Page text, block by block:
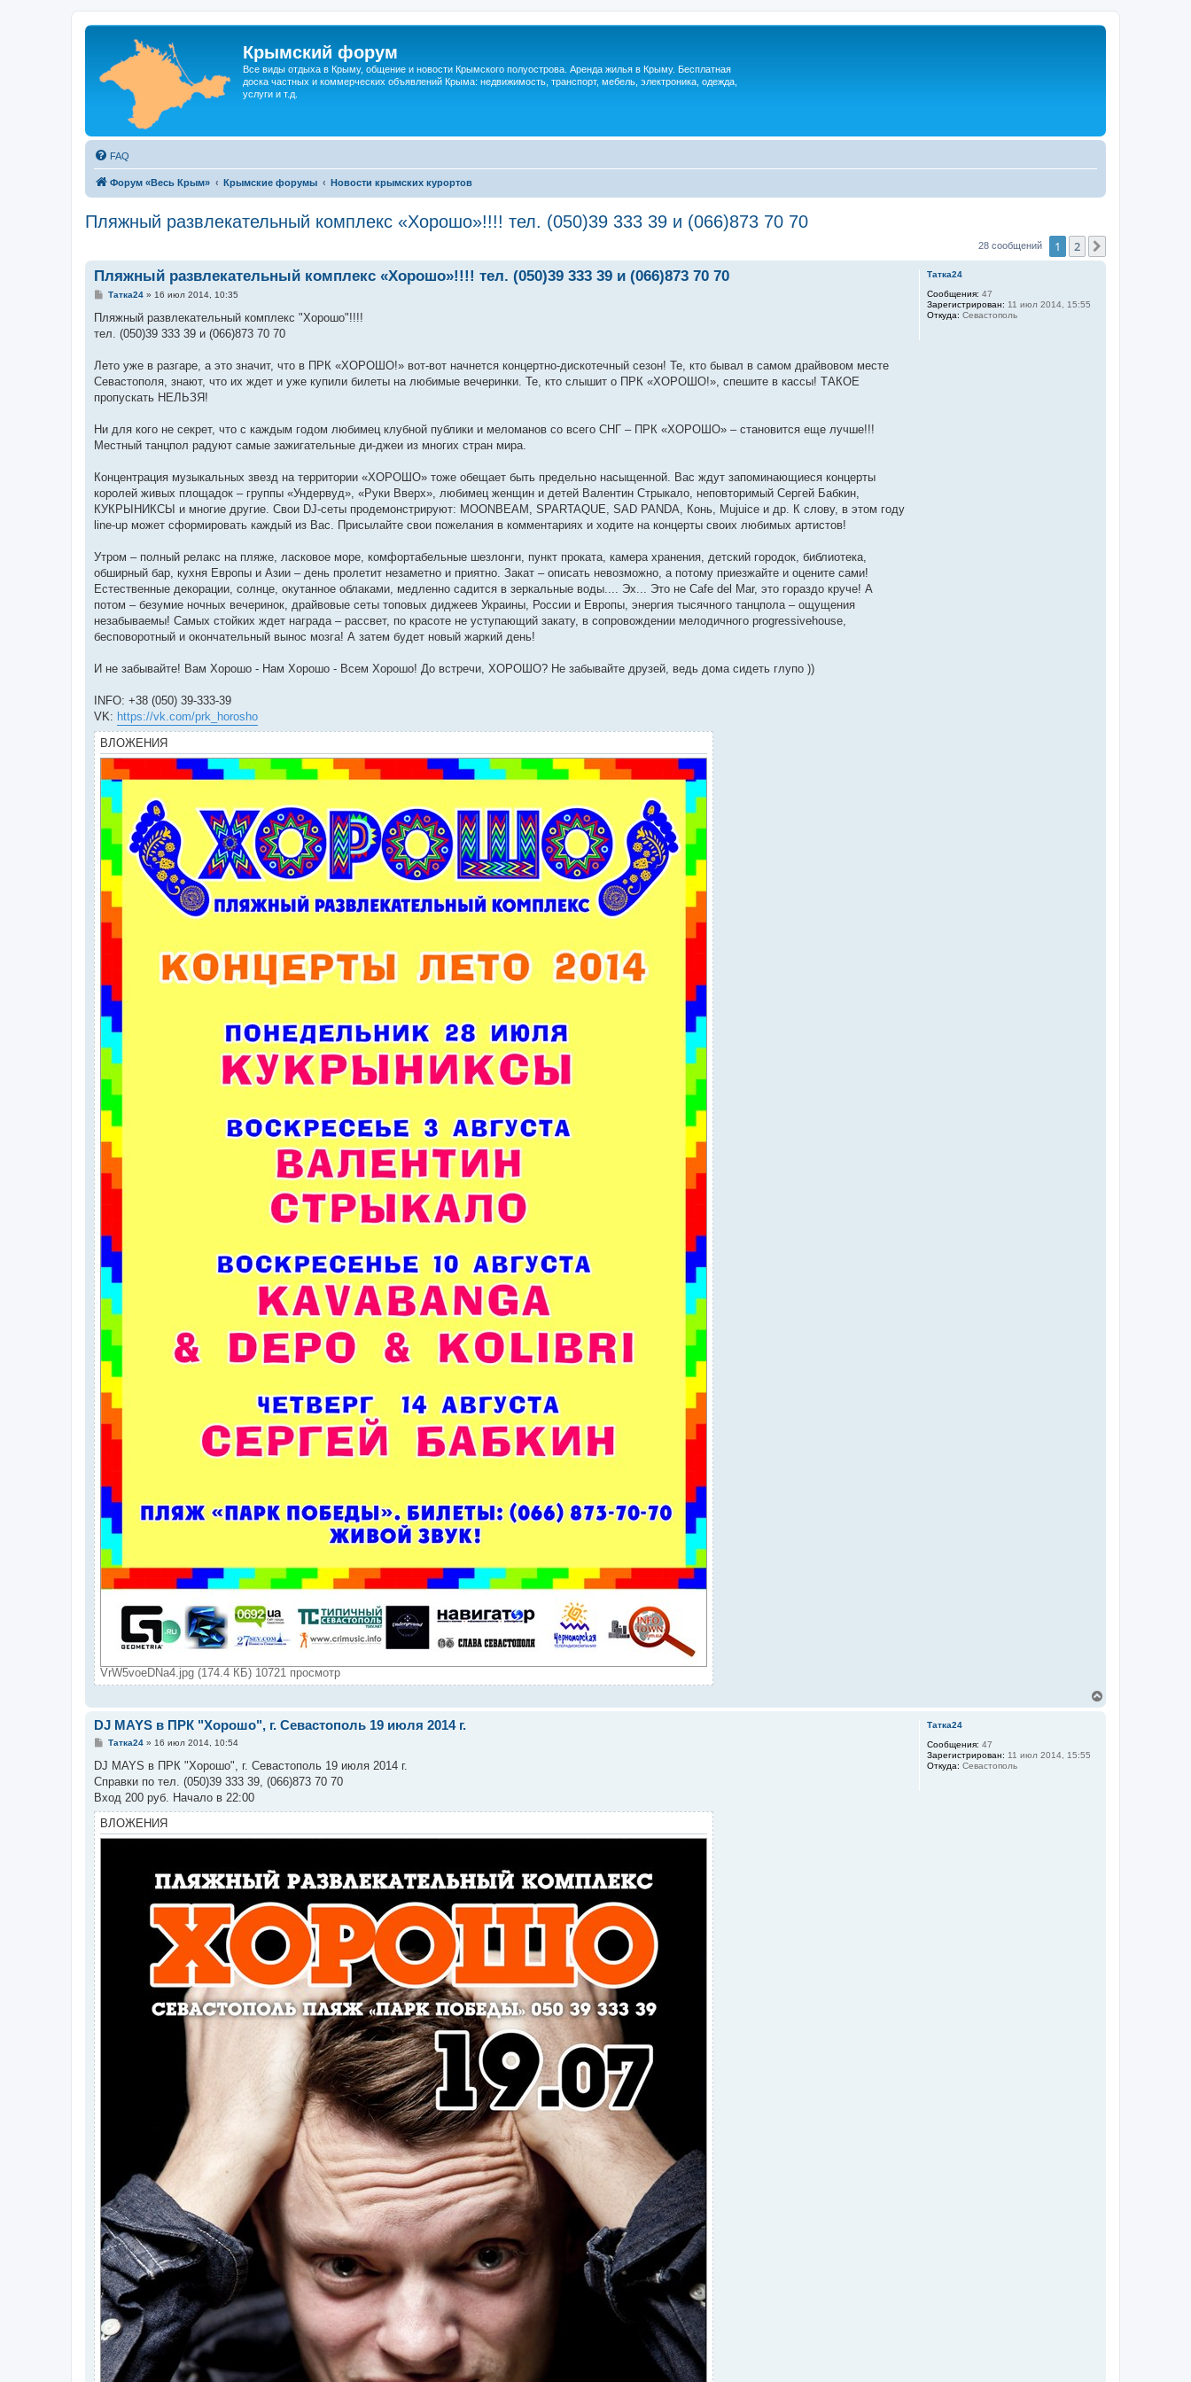
Крымский форум
Все виды отдыха в Крыму, общение и новости Крымского полуострова. Аренда жилья в Крыму. Бесплатная
доска частных и коммерческих объявлений Крыма: недвижимость, транспорт, мебель, электроника, одежда,
услуги и т.д.
FAQ
Форум «Весь Крым» Крымские форумы Новости крымских курортов
Пляжный развлекательный комплекс «Хорошо»!!!! тел. (050)39 333 39 и (066)873 70 70
28 сообщений 1 2
Татка24
Сообщения: 47
Зарегистрирован: 11 июл 2014, 15:55
Откуда: Севастополь
Пляжный развлекательный комплекс «Хорошо»!!!! тел. (050)39 333 39 и (066)873 70 70
С
о
щ
и
е
Татка24» 16 июл 2014, 10:35
Пляжный развлекательный комплекс "Хорошо"!!!!
тел. (050)39 333 39 и (066)873 70 70
Лето уже в разгаре, а это значит, что в ПРК «ХОРОШО!» вот-вот начнется концертно-дискотечный сезон! Те, кто бывал в самом драйвовом месте
Севастополя, знают, что их ждет и уже купили билеты на любимые вечеринки. Те, кто слышит о ПРК «ХОРОШО!», спешите в кассы! ТАКОЕ
пропускать НЕЛЬЗЯ!
Ни для кого не секрет, что с каждым годом любимец клубной публики и меломанов со всего СНГ – ПРК «ХОРОШО» – становится еще лучше!!!
Местный танцпол радуют самые зажигательные ди-джеи из многих стран мира.
Концентрация музыкальных звезд на территории «ХОРОШО» тоже обещает быть предельно насыщенной. Вас ждут запоминающиеся концерты
королей живых площадок – группы «Ундервуд», «Руки Вверх», любимец женщин и детей Валентин Стрыкало, неповторимый Сергей Бабкин,
КУКРЫНИКСЫ и многие другие. Свои DJ-сеты продемонстрируют: MOONBEAM, SPARTAQUE, SAD PANDA, Конь, Mujuice и др. К слову, в этом году
line-up может сформировать каждый из Вас. Присылайте свои пожелания в комментариях и ходите на концерты своих любимых артистов!
Утром – полный релакс на пляже, ласковое море, комфортабельные шезлонги, пункт проката, камера хранения, детский городок, библиотека,
обширный бар, кухня Европы и Азии – день пролетит незаметно и приятно. Закат – описать невозможно, а потому приезжайте и оцените сами!
Естественные декорации, солнце, окутанное облаками, медленно садится в зеркальные воды.... Эх... Это не Cafe del Mar, это гораздо круче! А
потом – безумие ночных вечеринок, драйвовые сеты топовых диджеев Украины, России и Европы, энергия тысячного танцпола – ощущения
незабываемы! Самых стойких ждет награда – рассвет, по красоте не уступающий закату, в сопровождении мелодичного progressivehouse,
бесповоротный и окончательный вынос мозга! А затем будет новый жаркий день!
И не забывайте! Вам Хорошо - Нам Хорошо - Всем Хорошо! До встречи, ХОРОШО? Не забывайте друзей, ведь дома сидеть глупо ))
INFO: +38 (050) 39-333-39
VK: https://vk.com/prk_horosho
ВЛОЖЕНИЯ
VrW5voeDNa4.jpg (174.4 КБ) 10721 просмотр
Татка24
Сообщения: 47
Зарегистрирован: 11 июл 2014, 15:55
Откуда: Севастополь
DJ MAYS в ПРК "Хорошо", г. Севастополь 19 июля 2014 г.
С
о
щ
е
е
Татка24» 16 июл 2014, 10:54
DJ MAYS в ПРК "Хорошо", г. Севастополь 19 июля 2014 г.
Справки по тел. (050)39 333 39, (066)873 70 70
Вход 200 руб. Начало в 22:00
ВЛОЖЕНИЯ